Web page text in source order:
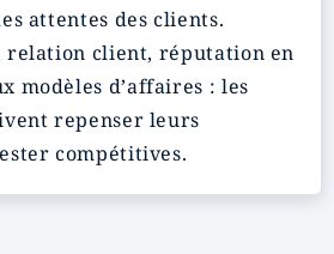
attentes des clients.
relation client, réputation en
modèles d’affaires : les
repenser leurs
compétitives.